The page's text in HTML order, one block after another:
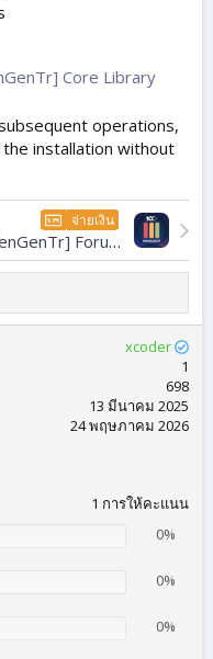
Core Library
operations,
installation without
จ่ายเงิน
Forum
statistics PLUS
xcoder
1
698
13 มีนาคม 2025
24 พฤษภาคม 2026
1 การให้คะแนน
0%
0%
0%